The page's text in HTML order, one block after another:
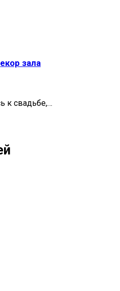
зала
к свадьбе,…